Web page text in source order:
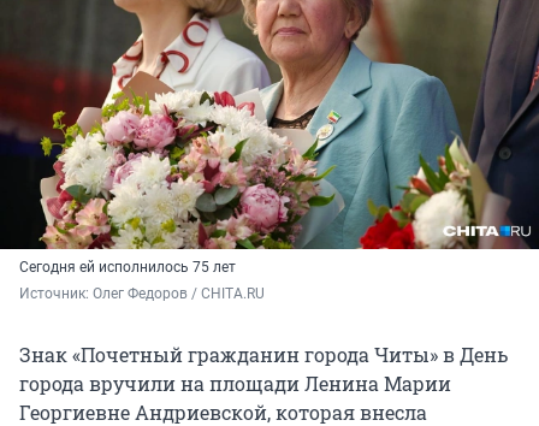
Сегодня ей исполнилось 75 лет
Источник: Олег Федоров / CHITA.RU
Знак «Почетный гражданин города Читы» в День
города вручили на площади Ленина Марии
Георгиевне Андриевской, которая внесла